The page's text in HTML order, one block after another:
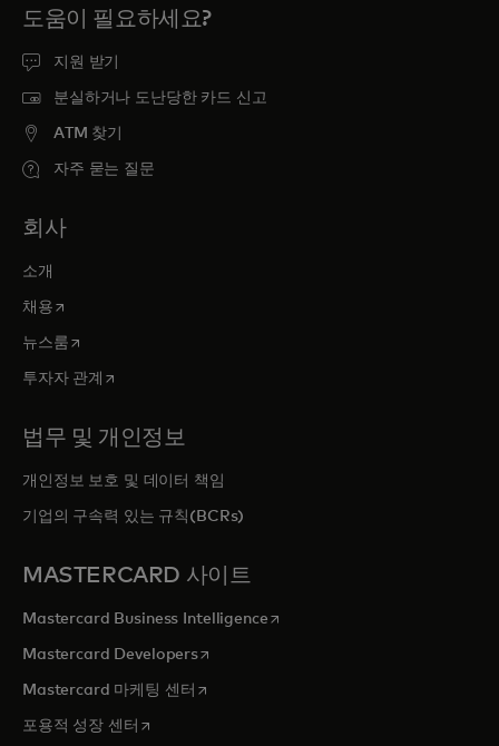
도움이 필요하세요?
지원 받기
분실하거나 도난당한 카드 신고
ATM 찾기
자주 묻는 질문
회사
소개
채용새 탭에서 열림
뉴스룸새 탭에서 열림
투자자 관계 새 탭에서 열림
법무 및 개인정보
개인정보 보호 및 데이터 책임
기업의 구속력 있는 규칙(BCRs)
MASTERCARD 사이트
Mastercard Business Intelligence새 탭에서 열림
Mastercard Developers새 탭에서 열림
Mastercard 마케팅 센터 새 탭에서 열림
포용적 성장 센터 새 탭에서 열림